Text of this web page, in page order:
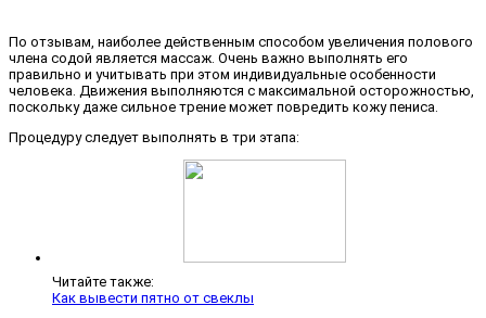
По отзывам, наиболее действенным способом увеличения полового
члена содой является массаж. Очень важно выполнять его
правильно и учитывать при этом индивидуальные особенности
человека. Движения выполняются с максимальной осторожностью,
поскольку даже сильное трение может повредить кожу пениса.
Процедуру следует выполнять в три этапа:
Читайте также:
Как вывести пятно от свеклы